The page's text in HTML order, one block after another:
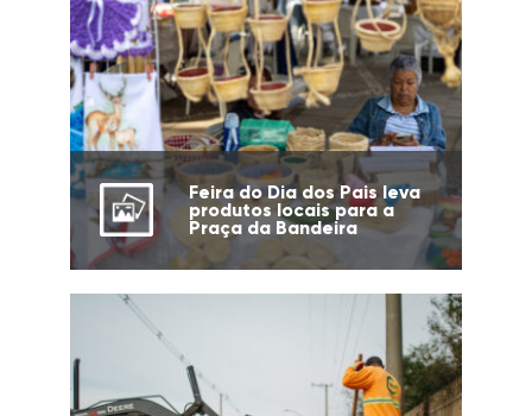
Feira do Dia dos Pais leva
produtos locais para a
Praça da Bandeira